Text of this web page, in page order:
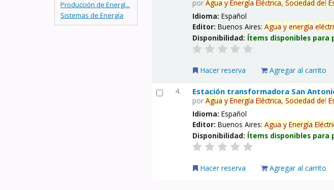
Producción de Energí...
Sistemas de Energía
porAgua y Energía Eléctrica, Sociedad del
Idioma:Español
Editor:Buenos Aires:Agua y energía
Disponibilidad: Ítems disponibles para
Hacer reserva Agregar al carrito
4. Estación transformadora San
porAgua y Energía Eléctrica, Sociedad del
Idioma:Español
Editor:Buenos Aires:Agua y Energía
Disponibilidad: Ítems disponibles para
Hacer reserva Agregar al carrito